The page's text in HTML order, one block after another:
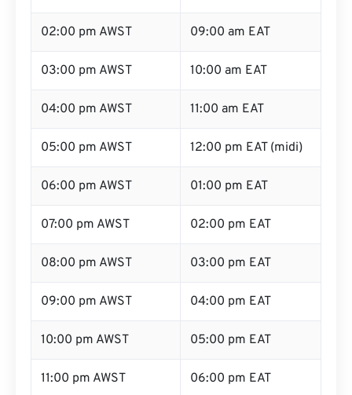
02:00 pm AWST 09:00 am EAT
03:00 pm AWST 10:00 am EAT
04:00 pm AWST 11:00 am EAT
05:00 pm AWST 12:00 pm EAT (midi)
06:00 pm AWST 01:00 pm EAT
07:00 pm AWST 02:00 pm EAT
08:00 pm AWST 03:00 pm EAT
09:00 pm AWST 04:00 pm EAT
10:00 pm AWST 05:00 pm EAT
11:00 pm AWST 06:00 pm EAT